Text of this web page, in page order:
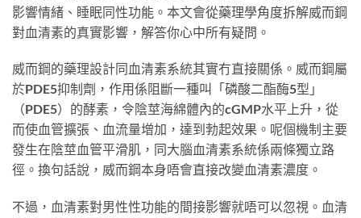
影響情緒、睡眠同性功能。本文會從藥理學角度拆解威而鋼
對血清素的真實影響，解答你心中所有疑問。
威而鋼的藥理設計同血清素系統其實冇直接關係。威而鋼屬
於PDE5抑制劑，作用係阻斷一種叫「磷酸二酯酶5型」
（PDE5）的酵素，令陰莖海綿體內的cGMP水平上升，從
而使血管擴張、血流量增加，達到勃起效果。呢個機制主要
發生在陰莖血管平滑肌，同大腦血清素系統係兩條獨立路
徑。換句話說，威而鋼本身唔會直接改變血清素濃度。
不過，血清素對男性性功能的間接影響就唔可以忽視。血清